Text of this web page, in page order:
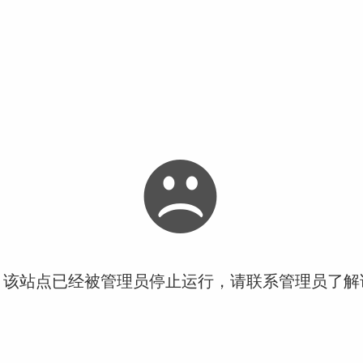
站点已经被管理员停止运行，请联系管理员了